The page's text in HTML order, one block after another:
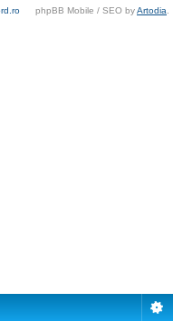
phpBB Mobile / SEO byArtodia